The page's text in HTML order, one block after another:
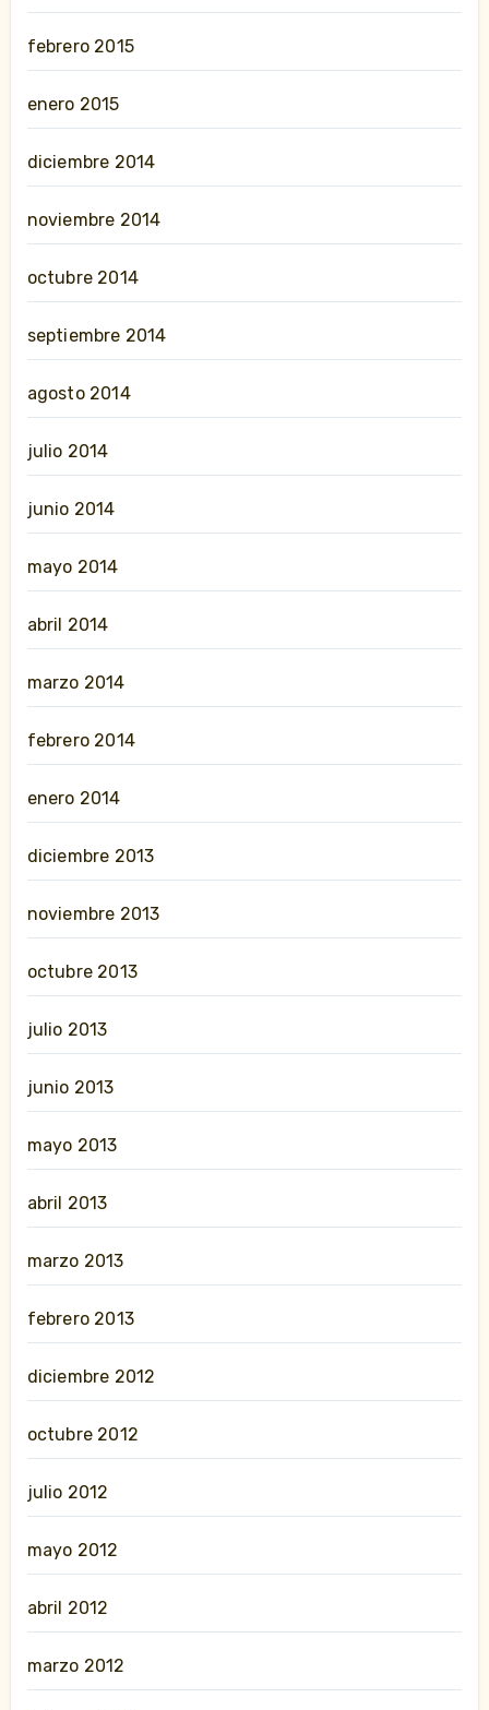
febrero 2015
enero 2015
diciembre 2014
noviembre 2014
octubre 2014
septiembre 2014
agosto 2014
julio 2014
junio 2014
mayo 2014
abril 2014
marzo 2014
febrero 2014
enero 2014
diciembre 2013
noviembre 2013
octubre 2013
julio 2013
junio 2013
mayo 2013
abril 2013
marzo 2013
febrero 2013
diciembre 2012
octubre 2012
julio 2012
mayo 2012
abril 2012
marzo 2012